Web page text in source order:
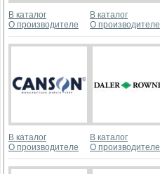
В каталог
О производителе
В каталог
О производителе
В каталог
О производителе
В каталог
О производителе